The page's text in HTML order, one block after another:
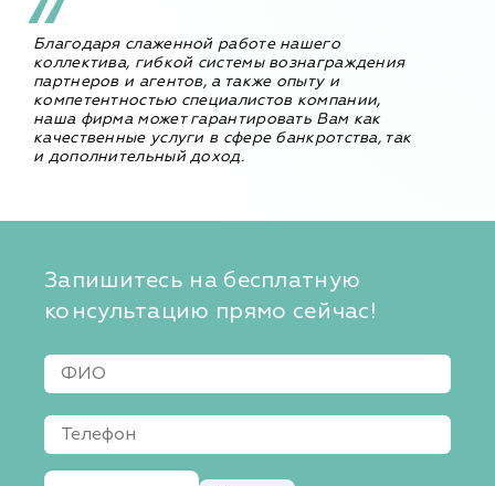
Благодаря слаженной работе нашего
коллектива, гибкой системы вознаграждения
партнеров и агентов, а также опыту и
компетентностью специалистов компании,
наша фирма может гарантировать Вам как
качественные услуги в сфере банкротства, так
и дополнительный доход.
Запишитесь на бесплатную
консультацию прямо сейчас!